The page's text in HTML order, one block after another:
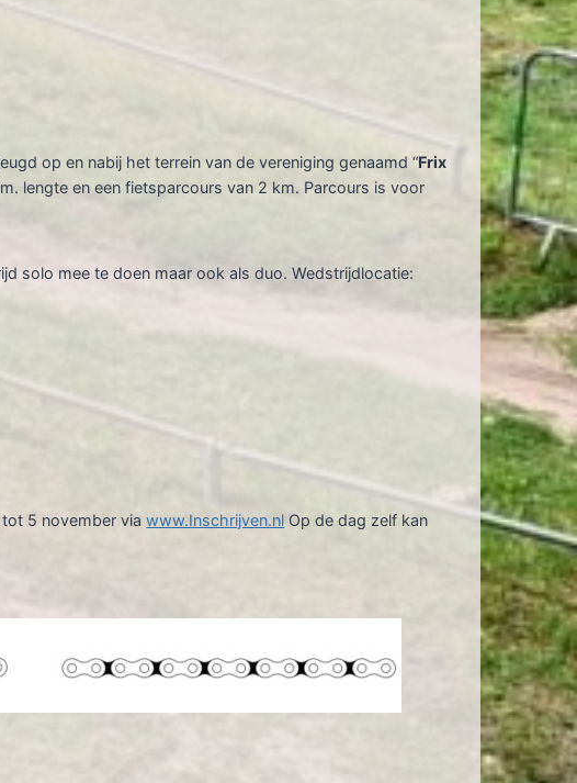
op en nabij het terrein van de vereniging genaamd “Frix
lengte en een fietsparcours van 2 km. Parcours is voor
solo mee te doen maar ook als duo. Wedstrijdlocatie:
tot 5 november viawww.Inschrijven.nl Op de dag zelf kan